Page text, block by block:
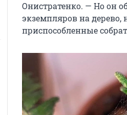
Онистратенко. — Но он
экземпляров на дерево,
приспособленные